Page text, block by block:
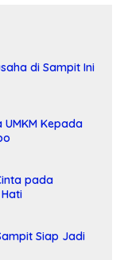
di Sampit Ini
Kepada
pada
Siap Jadi